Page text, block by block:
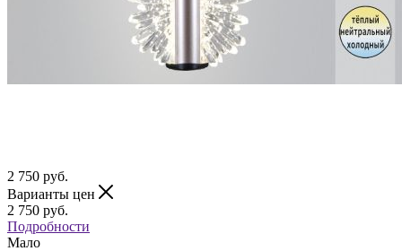
2 750 руб.
Варианты цен
2 750 руб.
Подробности
Мало